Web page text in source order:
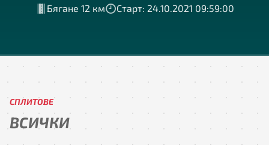
Бягане 12 км Старт: 24.10.2021 09:59:00
СПЛИТОВЕ
ВСИЧКИ